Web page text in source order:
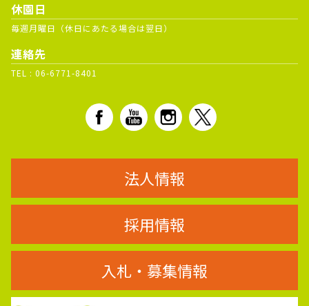
休園日
毎週月曜日（休日にあたる場合は翌日）
連絡先
TEL : 06-6771-8401
法人情報
採用情報
入札・募集情報